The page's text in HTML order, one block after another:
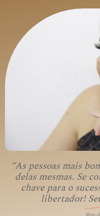
“As pessoas mais
delas mesmas. Se
chave para o
libertador!